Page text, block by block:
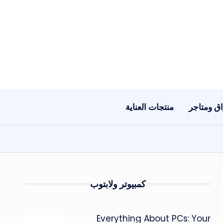
ومتاجر منتجات العناية
كمبيوتر ولابتوب
Everything About PCs: Your